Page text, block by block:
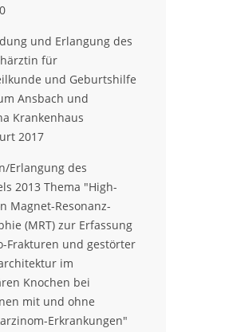
und Erlangung des
für
und Geburtshilfe
Ansbach und
Krankenhaus
2017
Erlangung des
2013 Thema "High-
Magnet-Resonanz-
(MRT) zur Erfassung
Frakturen und gestörter
im
Knochen bei
mit und ohne
Erkrankungen"